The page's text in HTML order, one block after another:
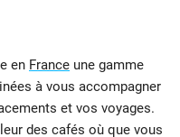
en France une gamme
à vous accompagner
et vos voyages.
des cafés où que vous